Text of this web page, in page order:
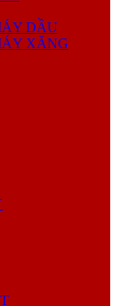
DẦU
XĂNG